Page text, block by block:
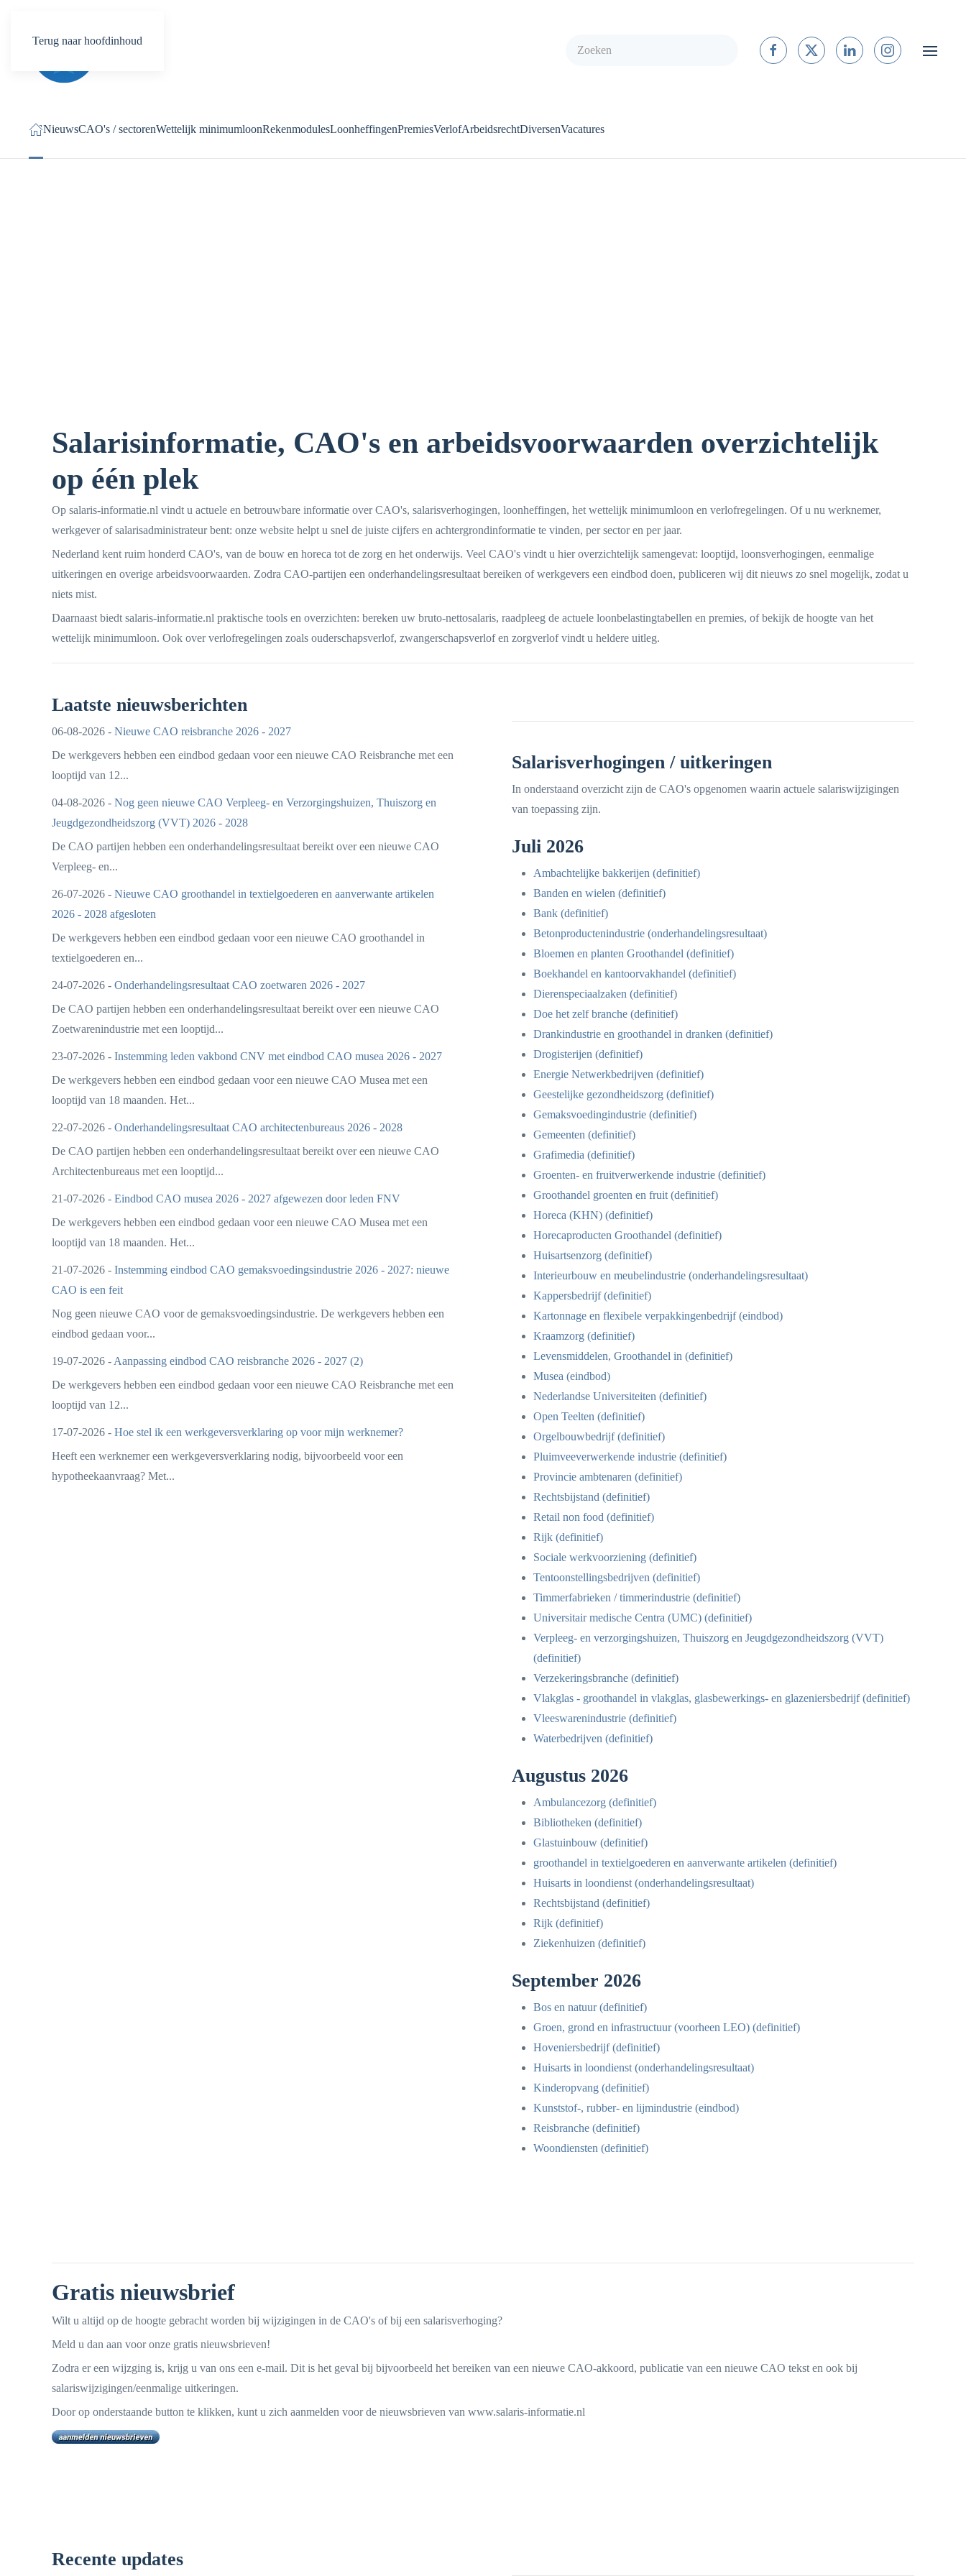
Terug naar hoofdinhoud
NieuwsCAO's / sectorenWettelijk minimumloonRekenmodulesLoonheffingenPremiesVerlofArbeidsrechtDiversenVacatures
Salarisinformatie, CAO's en arbeidsvoorwaarden overzichtelijk
op één plek
Op salaris-informatie.nl vindt u actuele en betrouwbare informatie over CAO's, salarisverhogingen, loonheffingen, het wettelijk minimumloon en verlofregelingen. Of u nu werknemer,
werkgever of salarisadministrateur bent: onze website helpt u snel de juiste cijfers en achtergrondinformatie te vinden, per sector en per jaar.
Nederland kent ruim honderd CAO's, van de bouw en horeca tot de zorg en het onderwijs. Veel CAO's vindt u hier overzichtelijk samengevat: looptijd, loonsverhogingen, eenmalige
uitkeringen en overige arbeidsvoorwaarden. Zodra CAO-partijen een onderhandelingsresultaat bereiken of werkgevers een eindbod doen, publiceren wij dit nieuws zo snel mogelijk, zodat u
niets mist.
Daarnaast biedt salaris-informatie.nl praktische tools en overzichten: bereken uw bruto-nettosalaris, raadpleeg de actuele loonbelastingtabellen en premies, of bekijk de hoogte van het
wettelijk minimumloon. Ook over verlofregelingen zoals ouderschapsverlof, zwangerschapsverlof en zorgverlof vindt u heldere uitleg.
Laatste nieuwsberichten
06-08-2026 - Nieuwe CAO reisbranche 2026 - 2027
De werkgevers hebben een eindbod gedaan voor een nieuwe CAO Reisbranche met een
looptijd van 12...
04-08-2026 - Nog geen nieuwe CAO Verpleeg- en Verzorgingshuizen, Thuiszorg en
Jeugdgezondheidszorg (VVT) 2026 - 2028
De CAO partijen hebben een onderhandelingsresultaat bereikt over een nieuwe CAO
Verpleeg- en...
26-07-2026 - Nieuwe CAO groothandel in textielgoederen en aanverwante artikelen
2026 - 2028 afgesloten
De werkgevers hebben een eindbod gedaan voor een nieuwe CAO groothandel in
textielgoederen en...
24-07-2026 - Onderhandelingsresultaat CAO zoetwaren 2026 - 2027
De CAO partijen hebben een onderhandelingsresultaat bereikt over een nieuwe CAO
Zoetwarenindustrie met een looptijd...
23-07-2026 - Instemming leden vakbond CNV met eindbod CAO musea 2026 - 2027
De werkgevers hebben een eindbod gedaan voor een nieuwe CAO Musea met een
looptijd van 18 maanden. Het...
22-07-2026 - Onderhandelingsresultaat CAO architectenbureaus 2026 - 2028
De CAO partijen hebben een onderhandelingsresultaat bereikt over een nieuwe CAO
Architectenbureaus met een looptijd...
21-07-2026 - Eindbod CAO musea 2026 - 2027 afgewezen door leden FNV
De werkgevers hebben een eindbod gedaan voor een nieuwe CAO Musea met een
looptijd van 18 maanden. Het...
21-07-2026 - Instemming eindbod CAO gemaksvoedingsindustrie 2026 - 2027: nieuwe
CAO is een feit
Nog geen nieuwe CAO voor de gemaksvoedingsindustrie. De werkgevers hebben een
eindbod gedaan voor...
19-07-2026 - Aanpassing eindbod CAO reisbranche 2026 - 2027 (2)
De werkgevers hebben een eindbod gedaan voor een nieuwe CAO Reisbranche met een
looptijd van 12...
17-07-2026 - Hoe stel ik een werkgeversverklaring op voor mijn werknemer?
Heeft een werknemer een werkgeversverklaring nodig, bijvoorbeeld voor een
hypotheekaanvraag? Met...
Salarisverhogingen / uitkeringen
In onderstaand overzicht zijn de CAO's opgenomen waarin actuele salariswijzigingen
van toepassing zijn.
Juli 2026
Ambachtelijke bakkerijen (definitief)
Banden en wielen (definitief)
Bank (definitief)
Betonproductenindustrie (onderhandelingsresultaat)
Bloemen en planten Groothandel (definitief)
Boekhandel en kantoorvakhandel (definitief)
Dierenspeciaalzaken (definitief)
Doe het zelf branche (definitief)
Drankindustrie en groothandel in dranken (definitief)
Drogisterijen (definitief)
Energie Netwerkbedrijven (definitief)
Geestelijke gezondheidszorg (definitief)
Gemaksvoedingindustrie (definitief)
Gemeenten (definitief)
Grafimedia (definitief)
Groenten- en fruitverwerkende industrie (definitief)
Groothandel groenten en fruit (definitief)
Horeca (KHN) (definitief)
Horecaproducten Groothandel (definitief)
Huisartsenzorg (definitief)
Interieurbouw en meubelindustrie (onderhandelingsresultaat)
Kappersbedrijf (definitief)
Kartonnage en flexibele verpakkingenbedrijf (eindbod)
Kraamzorg (definitief)
Levensmiddelen, Groothandel in (definitief)
Musea (eindbod)
Nederlandse Universiteiten (definitief)
Open Teelten (definitief)
Orgelbouwbedrijf (definitief)
Pluimveeverwerkende industrie (definitief)
Provincie ambtenaren (definitief)
Rechtsbijstand (definitief)
Retail non food (definitief)
Rijk (definitief)
Sociale werkvoorziening (definitief)
Tentoonstellingsbedrijven (definitief)
Timmerfabrieken / timmerindustrie (definitief)
Universitair medische Centra (UMC) (definitief)
Verpleeg- en verzorgingshuizen, Thuiszorg en Jeugdgezondheidszorg (VVT)
(definitief)
Verzekeringsbranche (definitief)
Vlakglas - groothandel in vlakglas, glasbewerkings- en glazeniersbedrijf (definitief)
Vleeswarenindustrie (definitief)
Waterbedrijven (definitief)
Augustus 2026
Ambulancezorg (definitief)
Bibliotheken (definitief)
Glastuinbouw (definitief)
groothandel in textielgoederen en aanverwante artikelen (definitief)
Huisarts in loondienst (onderhandelingsresultaat)
Rechtsbijstand (definitief)
Rijk (definitief)
Ziekenhuizen (definitief)
September 2026
Bos en natuur (definitief)
Groen, grond en infrastructuur (voorheen LEO) (definitief)
Hoveniersbedrijf (definitief)
Huisarts in loondienst (onderhandelingsresultaat)
Kinderopvang (definitief)
Kunststof-, rubber- en lijmindustrie (eindbod)
Reisbranche (definitief)
Woondiensten (definitief)
Gratis nieuwsbrief
Wilt u altijd op de hoogte gebracht worden bij wijzigingen in de CAO's of bij een salarisverhoging?
Meld u dan aan voor onze gratis nieuwsbrieven!
Zodra er een wijzging is, krijg u van ons een e-mail. Dit is het geval bij bijvoorbeeld het bereiken van een nieuwe CAO-akkoord, publicatie van een nieuwe CAO tekst en ook bij
salariswijzigingen/eenmalige uitkeringen.
Door op onderstaande button te klikken, kunt u zich aanmelden voor de nieuwsbrieven van www.salaris-informatie.nl
Recente updates